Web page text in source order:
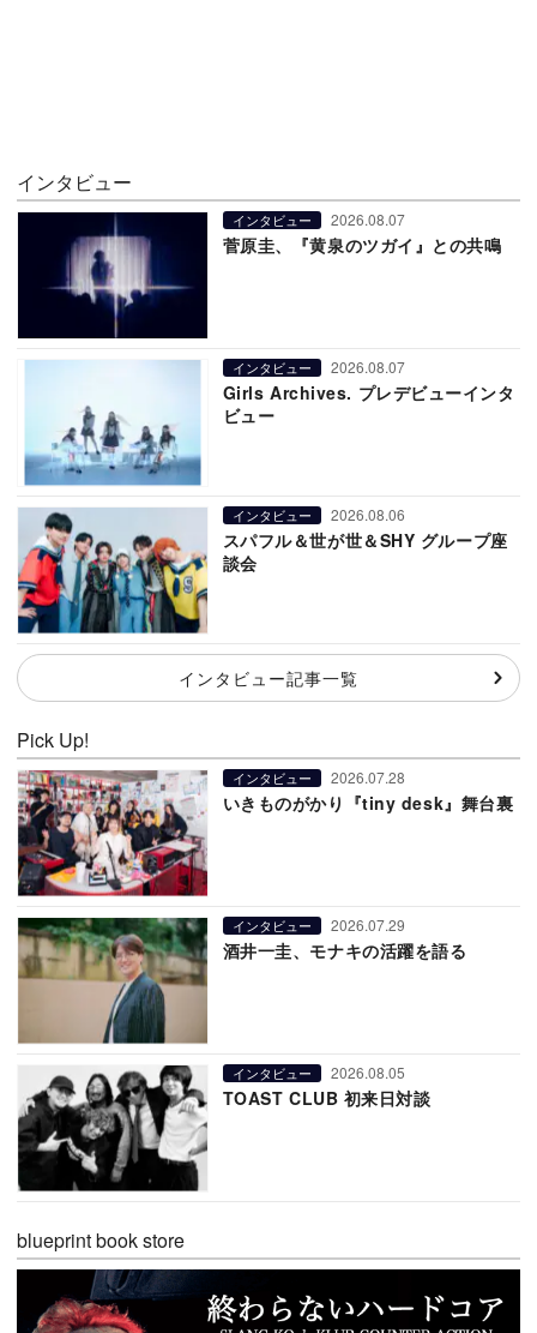
インタビュー
インタビュー 2026.08.07
菅原圭、『黄泉のツガイ』との共鳴
インタビュー 2026.08.07
Girls Archives. プレデビューインタ
ビュー
インタビュー 2026.08.06
スパフル＆世が世＆SHY グループ座
談会
インタビュー記事一覧
Pick Up!
インタビュー 2026.07.28
いきものがかり『tiny desk』舞台裏
インタビュー 2026.07.29
酒井一圭、モナキの活躍を語る
インタビュー 2026.08.05
TOAST CLUB 初来日対談
blueprint book store